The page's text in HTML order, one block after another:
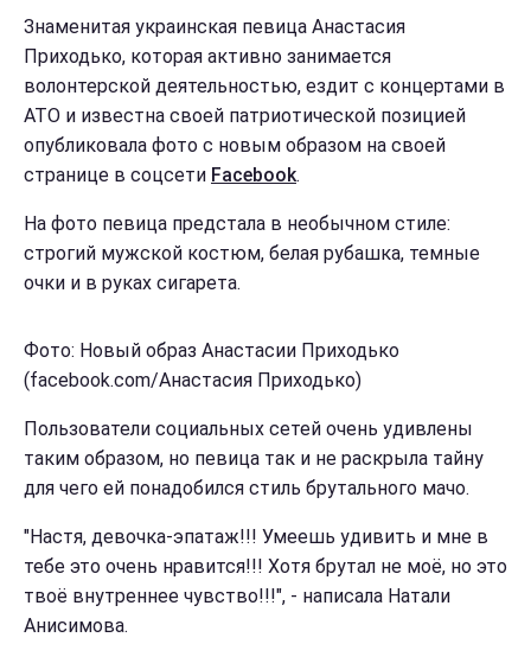
Знаменитая украинская певица Анастасия
Приходько, которая активно занимается
волонтерской деятельностью, ездит с концертами в
АТО и известна своей патриотической позицией
опубликовала фото с новым образом на своей
странице в соцсети Facebook.
На фото певица предстала в необычном стиле:
строгий мужской костюм, белая рубашка, темные
очки и в руках сигарета.
Фото: Новый образ Анастасии Приходько
(facebook.com/Анастасия Приходько)
Пользователи социальных сетей очень удивлены
таким образом, но певица так и не раскрыла тайну
для чего ей понадобился стиль брутального мачо.
"Настя, девочка-эпатаж!!! Умеешь удивить и мне в
тебе это очень нравится!!! Хотя брутал не моё, но это
твоё внутреннее чувство!!!", - написала Натали
Анисимова.